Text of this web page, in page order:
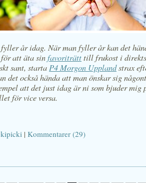
år idag. När man fyller år kan det
att äta sinfavoriträtttill frukost i
sant, starta P4 Morgon Upplandstrax
det också hända att man önskar sig
att det just idag är ni som bjuder mig
för vice versa.
| Kommentarer (29)